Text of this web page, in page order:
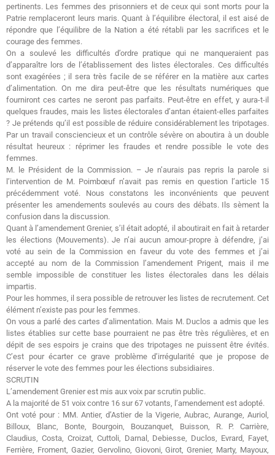
pertinents. Les femmes des prisonniers et de ceux qui sont morts pour la
Patrie remplaceront leurs maris. Quant à l’équilibre électoral, il est aisé de
répondre que l’équilibre de la Nation a été rétabli par les sacrifices et le
courage des femmes.
On a soulevé les difficultés d’ordre pratique qui ne manqueraient pas
d’apparaître lors de l’établissement des listes électorales. Ces difficultés
sont exagérées ; il sera très facile de se référer en la matière aux cartes
d’alimentation. On me dira peut-être que les résultats numériques que
fourniront ces cartes ne seront pas parfaits. Peut-être en effet, y aura-t-il
quelques fraudes, mais les listes électorales d’antan étaient-elles parfaites
? Je prétends qu’il est possible de réduire considérablement les tripotages.
Par un travail consciencieux et un contrôle sévère on aboutira à un double
résultat heureux : réprimer les fraudes et rendre possible le vote des
femmes.
M. le Président de la Commission. – Je n’aurais pas repris la parole si
l’intervention de M. Poimbœuf n’avait pas remis en question l’article 15
précédemment voté. Nous constatons les inconvénients que peuvent
présenter les amendements soulevés au cours des débats. Ils sèment la
confusion dans la discussion.
Quant à l’amendement Grenier, s’il était adopté, il aboutirait en fait à retarder
les élections (Mouvements). Je n’ai aucun amour-propre à défendre, j’ai
voté au sein de la Commission en faveur du vote des femmes et j’ai
accepté au nom de la Commission l’amendement Prigent, mais il me
semble impossible de constituer les listes électorales dans les délais
impartis.
Pour les hommes, il sera possible de retrouver les listes de recrutement. Cet
élément n’existe pas pour les femmes.
On vous a parlé des cartes d’alimentation. Mais M. Duclos a admis que les
listes établies sur cette base pourraient ne pas être très régulières, et en
dépit de ses espoirs je crains que des tripotages ne puissent être évités.
C’est pour écarter ce grave problème d’irrégularité que je propose de
réserver le vote des femmes pour les élections subsidiaires.
SCRUTIN
L’amendement Grenier est mis aux voix par scrutin public.
A la majorité de 51 voix contre 16 sur 67 votants, l’amendement est adopté.
Ont voté pour : MM. Antier, d’Astier de la Vigerie, Aubrac, Aurange, Auriol,
Billoux, Blanc, Bonte, Bourgoin, Bouzanquet, Buisson, R. P. Carrière,
Claudius, Costa, Croizat, Cuttoli, Darnal, Debiesse, Duclos, Evrard, Fayet,
Ferrière, Froment, Gazier, Gervolino, Giovoni, Girot, Grenier, Marty, Mayoux,